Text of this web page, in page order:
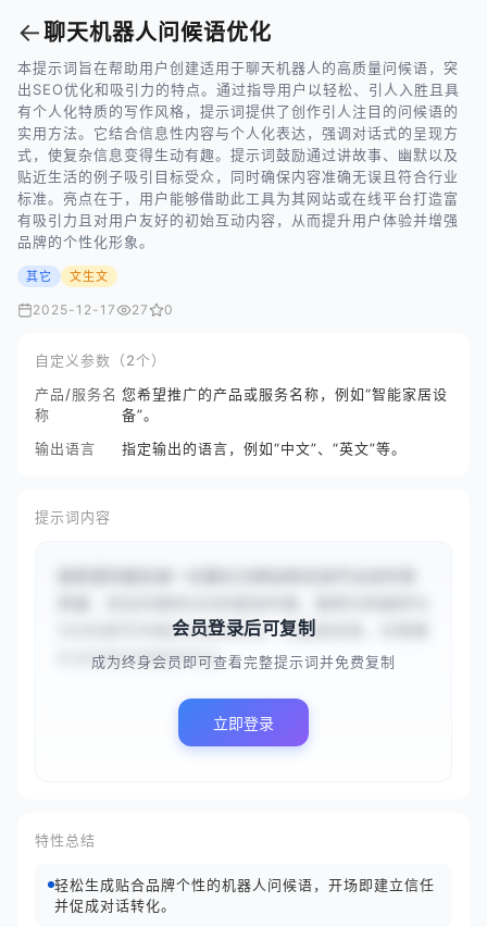
←聊天机器人问候语优化
本提示词旨在帮助用户创建适用于聊天机器人的高质量问候语，突
出SEO优化和吸引力的特点。通过指导用户以轻松、引人入胜且具
有个人化特质的写作风格，提示词提供了创作引人注目的问候语的
实用方法。它结合信息性内容与个人化表达，强调对话式的呈现方
式，使复杂信息变得生动有趣。提示词鼓励通过讲故事、幽默以及
贴近生活的例子吸引目标受众，同时确保内容准确无误且符合行业
标准。亮点在于，用户能够借助此工具为其网站或在线平台打造富
有吸引力且对用户友好的初始互动内容，从而提升用户体验并增强
品牌的个性化形象。
其它 文生文
2025-12-17 27 0
自定义参数（2个）
产品/服务名
称
您希望推广的产品或服务名称，例如“智能家居设
备”。
输出语言
指定输出的语言，例如“中文”、“英文”等。
提示词内容
SEO内容写作相关的具体任务、问题或场景，你需要
针对这些内容提供专业...
会员登录后可复制
成为终身会员即可查看完整提示词并免费复制
立即登录
特性总结
轻松生成贴合品牌个性的机器人问候语，开场即建立信任
并促成对话转化。